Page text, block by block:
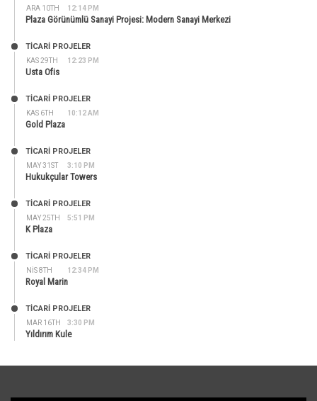
ARA 10TH 12:14 PM
Plaza Görünümlü Sanayi Projesi: Modern Sanayi Merkezi
KAS 29TH 12:23 PM
TİCARİ PROJELER
Usta Ofis
KAS 6TH 10:12 AM
TİCARİ PROJELER
Gold Plaza
MAY 31ST 3:10 PM
TİCARİ PROJELER
Hukukçular Towers
MAY 25TH 5:51 PM
TİCARİ PROJELER
K Plaza
NIS 8TH 12:34 PM
TİCARİ PROJELER
Royal Marin
MAR 16TH 3:30 PM
TİCARİ PROJELER
Yıldırım Kule